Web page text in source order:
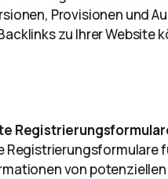
Provisionen und
zu Ihrer Website
von potenziellen